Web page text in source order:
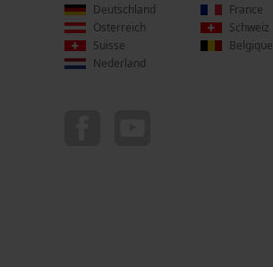
Deutschland
France
Österreich
Schweiz
Suisse
Belgique
Nederland